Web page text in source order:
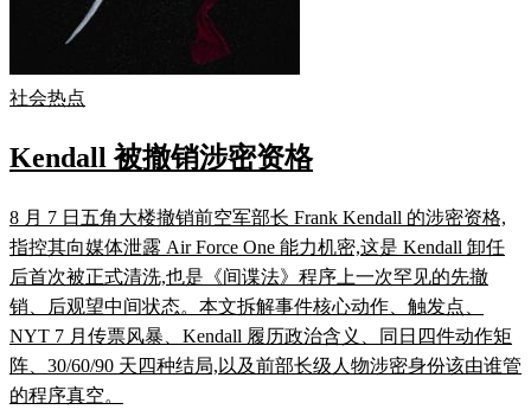
社会热点
Kendall 被撤销涉密资格
8 月 7 日五角大楼撤销前空军部长 Frank Kendall 的涉密资格,
指控其向媒体泄露 Air Force One 能力机密,这是 Kendall 卸任
后首次被正式清洗,也是《间谍法》程序上一次罕见的先撤
销、后观望中间状态。本文拆解事件核心动作、触发点、
NYT 7 月传票风暴、Kendall 履历政治含义、同日四件动作矩
阵、30/60/90 天四种结局,以及前部长级人物涉密身份该由谁管
的程序真空。